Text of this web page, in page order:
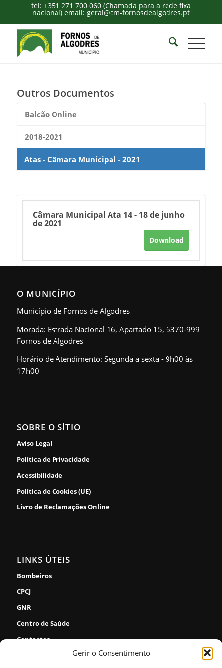
Gerir o Consentimento
tel: +351 271 700 060 (Chamada para a rede fixa
nacional) email: geral@cm-fornosdealgodres.pt
Outros Documentos
Balcão Online
2018-2021
Atas - Câmara Municipal - 2021
Câmara Municipal Ata 14 - 18 de junho
de 2021
Download
O MUNICÍPIO
Município de Fornos de Algodres
Morada: Estrada Nacional 16, Apartado 15, 6370-999
Fornos de Algodres
Horário de Atendimento: Segunda a sexta - 9h00 às
17h00
SOBRE O SÍTIO
Aviso Legal
Política de Privacidade
Acessibilidade
Política de Cookies (UE)
Livro de Reclamações Online
LINKS ÚTEIS
Bombeiros
CPCJ
GNR
Centro de Saúde
Contactos